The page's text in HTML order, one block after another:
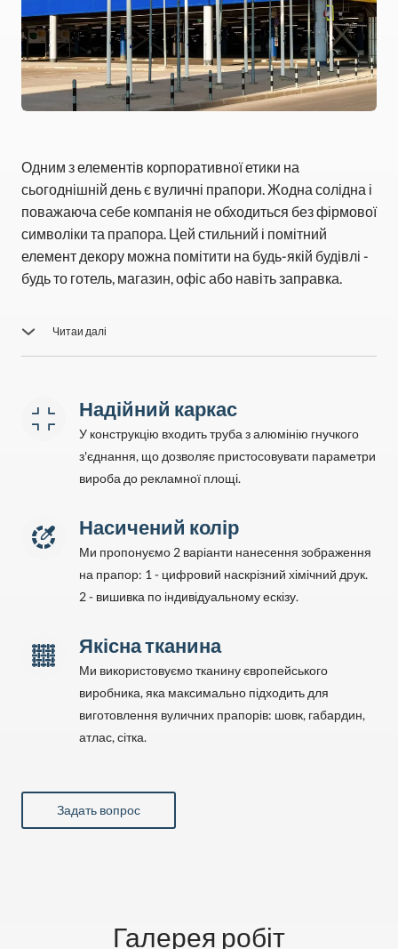
Одним з елементів корпоративної етики на
сьогоднішній день є вуличні прапори. Жодна солідна і
поважаюча себе компанія не обходиться без фірмової
символіки та прапора. Цей стильний і помітний
елемент декору можна помітити на будь-якій будівлі -
будь то готель, магазин, офіс або навіть заправка.
Читаи далі
спеки та морозів, і довго зберігають ефектний
зовнішній вигляд і привабливість. Ми займаємося
виготовленням прапорів, мобільних флагштоків і
пропонуємо клієнтам високу якість продукції.
Матеріал, з якого виготовлено виріб.
використовуємо міцну тканину європейського
виробника, яка максимально підходить для
виготовлення вуличних прапорів: шовк, габардин,
розміщення прапора фірми і можливостей, - Ви самі
обираете найбільш підходящу тканину.
Барвники, якими наноситься малюнок.
Наші
високоякісні стійкі барвники здатні зберігати свій
вигоряє на сонці і не тріскається під впливом низьких
або високих температур.
друк (ЦНХД), при якому барвники не залишають
Надійний каркас
У конструкцію входить труба з алюмінію гнучкого
з'єднання, що дозволяє пристосовувати параметри
вироба до рекламної площі.
Насичений колір
Ми пропонуємо 2 варіанти нанесення зображення
на прапор: 1 - цифровий наскрізний хімічний друк.
2 - вишивка по індивідуальному ескізу.
Якісна тканина
Ми використовуємо тканину європейського
виробника, яка максимально підходить для
виготовлення вуличних прапорів: шовк, габардин,
атлас, сітка.
Задать вопрос
Галерея робіт